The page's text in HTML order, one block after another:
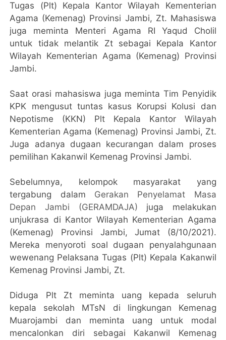
Tugas (Plt) Kepala Kantor Wilayah Kementerian
Agama (Kemenag) Provinsi Jambi, Zt. Mahasiswa
juga meminta Menteri Agama RI Yaqud Cholil
untuk tidak melantik Zt sebagai Kepala Kantor
Wilayah Kementerian Agama (Kemenag) Provinsi
Jambi.
Saat orasi mahasiswa juga meminta Tim Penyidik
KPK mengusut tuntas kasus Korupsi Kolusi dan
Nepotisme (KKN) Plt Kepala Kantor Wilayah
Kementerian Agama (Kemenag) Provinsi Jambi, Zt.
Juga adanya dugaan kecurangan dalam proses
pemilihan Kakanwil Kemenag Provinsi Jambi.
Sebelumnya, kelompok masyarakat yang
tergabung dalam Gerakan Penyelamat Masa
Depan Jambi (GERAMDAJA) juga melakukan
unjukrasa di Kantor Wilayah Kementerian Agama
(Kemenag) Provinsi Jambi, Jumat (8/10/2021).
Mereka menyoroti soal dugaan penyalahgunaan
wewenang Pelaksana Tugas (Plt) Kepala Kakanwil
Kemenag Provinsi Jambi, Zt.
Diduga Plt Zt meminta uang kepada seluruh
kepala sekolah MTsN di lingkungan Kemenag
Muarojambi dan meminta uang untuk modal
mencalonkan diri sebagai Kakanwil Kemenag